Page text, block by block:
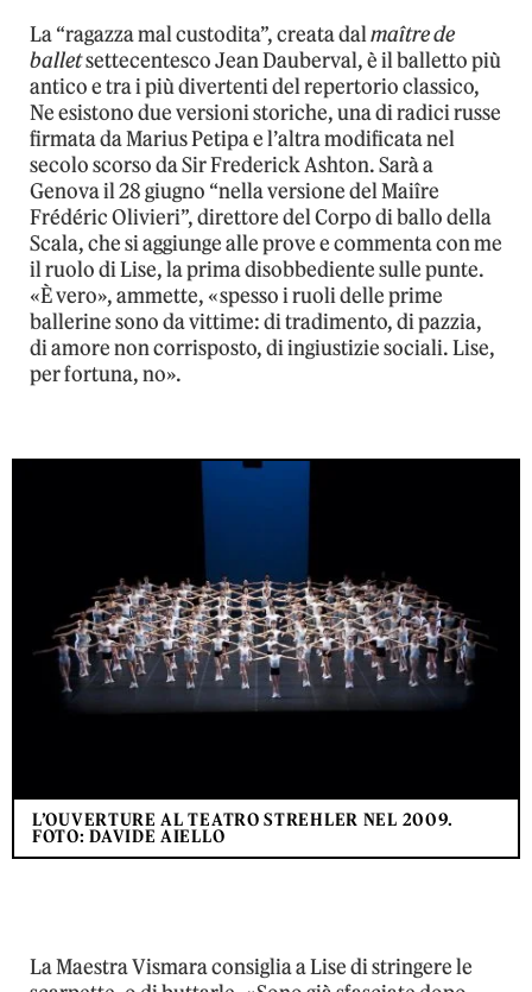
La “ragazza mal custodita”, creata dalmaître de
balletsettecentesco Jean Dauberval, è il balletto più
antico e tra i più divertenti del repertorio classico,
Ne esistono due versioni storiche, una di radici russe
firmata da Marius Petipa e l’altra modificata nel
secolo scorso da Sir Frederick Ashton. Sarà a
Genova il 28 giugno “nella versione del Maiîre
Frédéric Olivieri”, direttore del Corpo di ballo della
Scala, che si aggiunge alle prove e commenta con me
il ruolo di Lise, la prima disobbediente sulle punte.
«È vero», ammette, «spesso i ruoli delle prime
ballerine sono da vittime: di tradimento, di pazzia,
di amore non corrisposto, di ingiustizie sociali. Lise,
per fortuna, no».
L’OUVERTURE AL TEATRO STREHLER NEL 2009.
FOTO: DAVIDE AIELLO
La Maestra Vismara consiglia a Lise di stringere le